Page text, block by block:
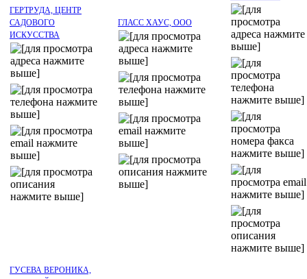
ГЕРТРУДА, ЦЕНТР
САДОВОГО
ИСКУССТВА
ГЛАСС ХАУС, ООО
ГУСЕВА ВЕРОНИКА,